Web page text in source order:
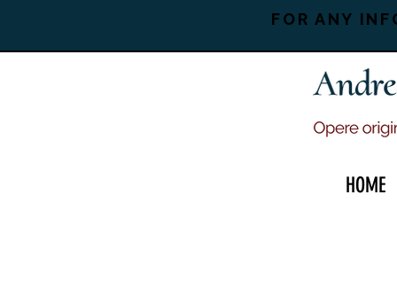
FOR ANY
HOME